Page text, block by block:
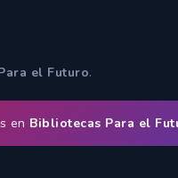
el Futuro.
en Bibliotecas Para el